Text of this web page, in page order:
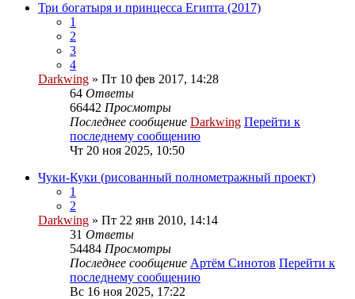
Три богатыря и принцесса Египта (2017)
1
2
3
4
Darkwing » Пт 10 фев 2017, 14:28
64 Ответы
66442 Просмотры
Последнее сообщение Darkwing Перейти к
последнему сообщению
Чт 20 ноя 2025, 10:50
Чуки-Куки (рисованный полнометражный проект)
1
2
Darkwing » Пт 22 янв 2010, 14:14
31 Ответы
54484 Просмотры
Последнее сообщение Артём Синотов Перейти к
последнему сообщению
Вс 16 ноя 2025, 17:22